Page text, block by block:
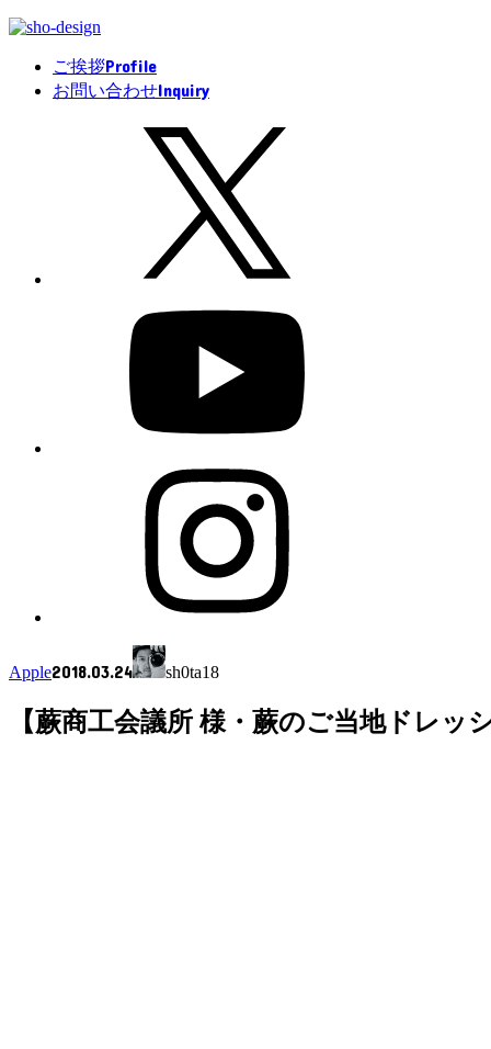
ご挨拶Profile
お問い合わせInquiry
Apple2018.03.24 sh0ta18
【蕨商工会議所 様・蕨のご当地ドレッ